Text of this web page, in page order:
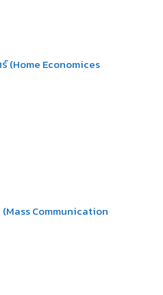
(Home Economices
Communication